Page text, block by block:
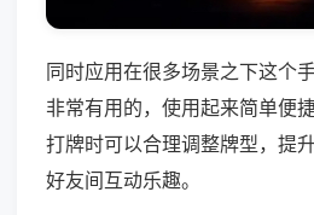
同时应用在很多场景之下这个
非常有用的，使用起来简单便
打牌时可以合理调整牌型，提
好友间互动乐趣。